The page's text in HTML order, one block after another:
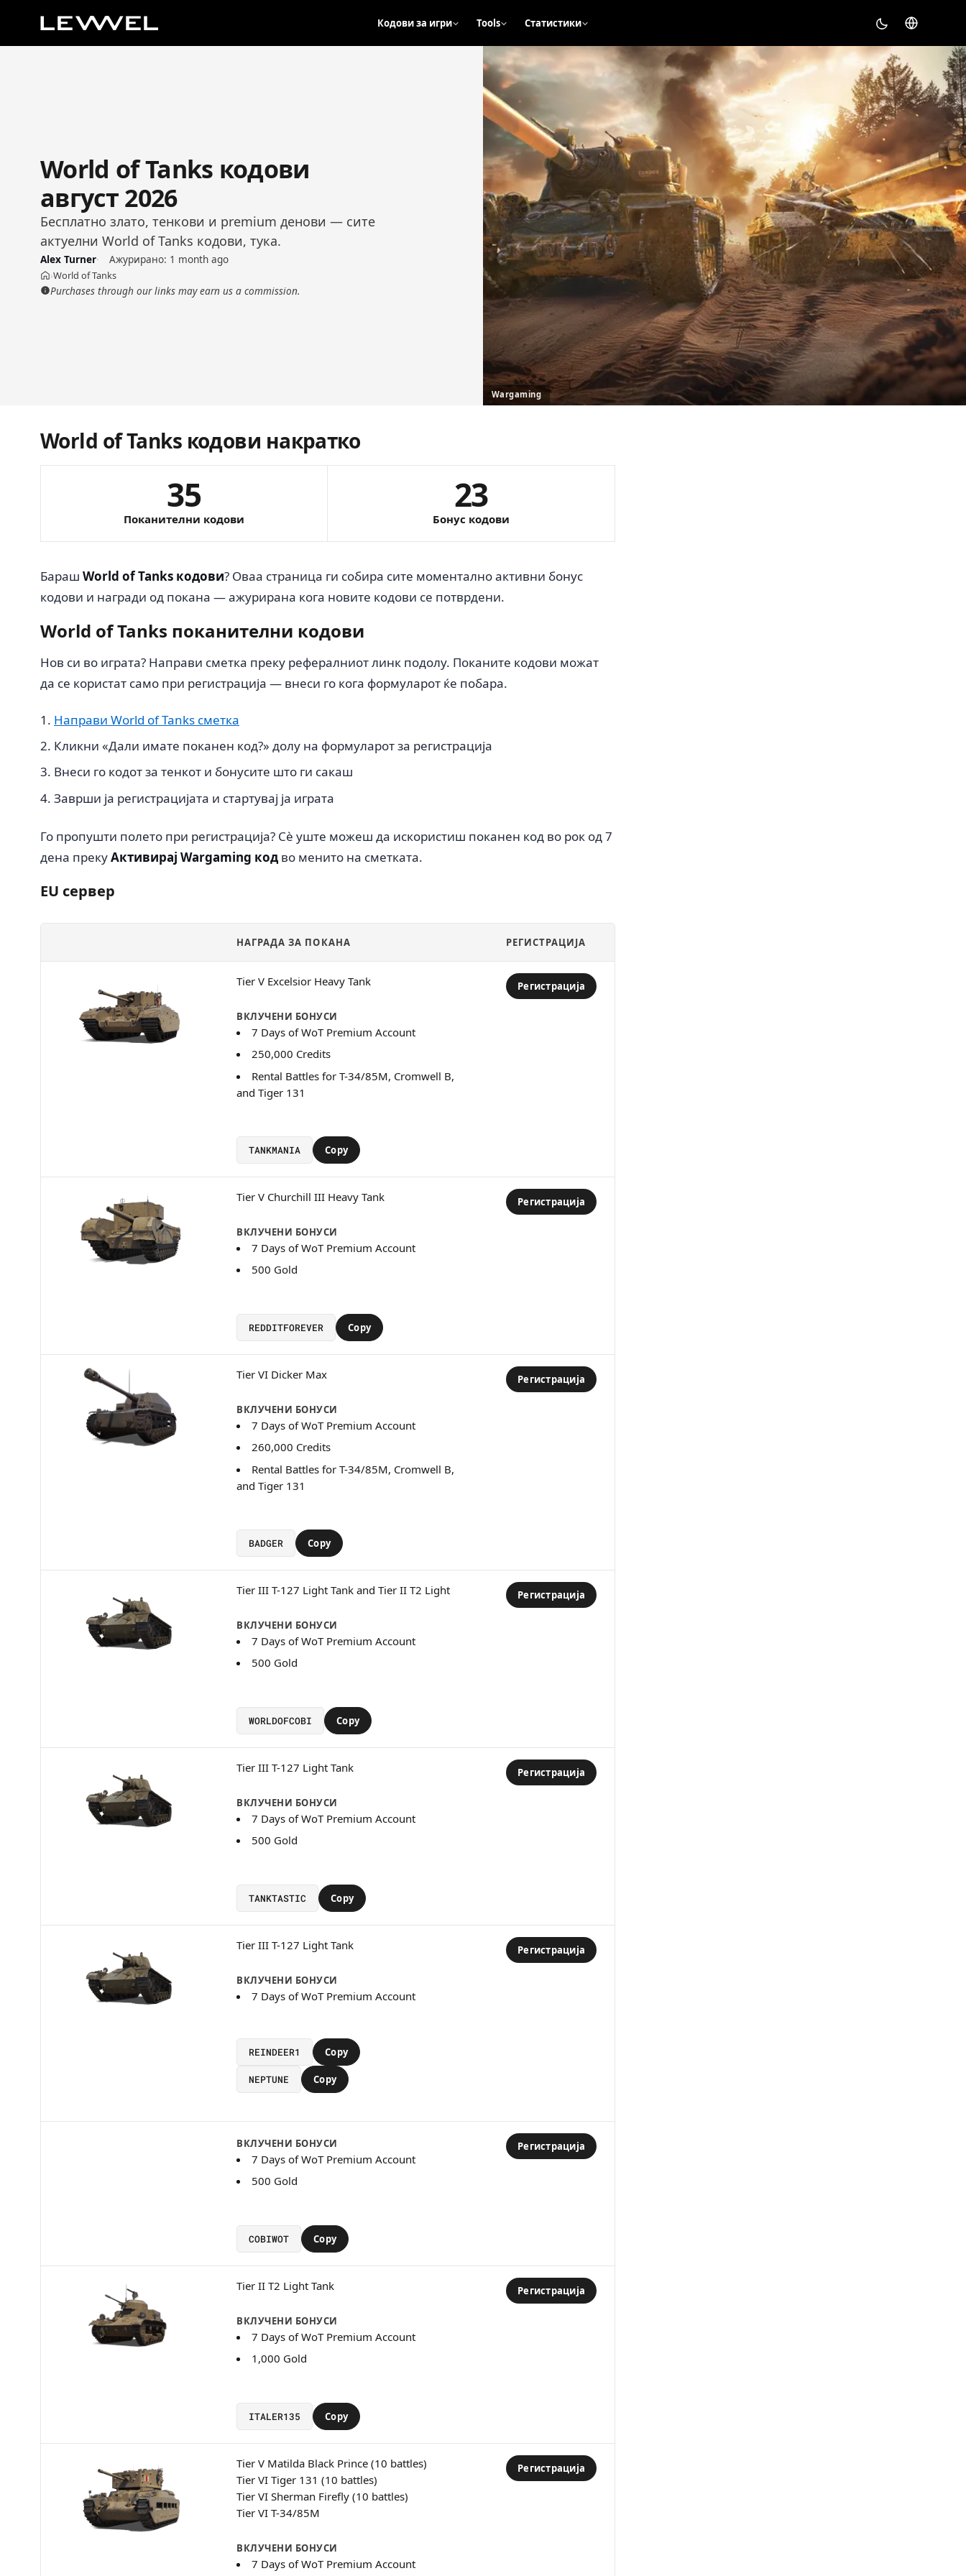
Кодови за игри Tools Статистики
World of Tanks кодови
август 2026
Бесплатно злато, тенкови и premium денови — сите
актуелни World of Tanks кодови, тука.
Alex Turner Ажурирано: 1 month ago
Почетна
›World of Tanks
Purchases through our links may earn us a commission.
Wargaming
World of Tanks кодови накратко
35
Поканителни кодови
23
Бонус кодови
Бараш World of Tanks кодови? Оваа страница ги собира сите моментално активни бонус
кодови и награди од покана — ажурирана кога новите кодови се потврдени.
World of Tanks поканителни кодови
Нов си во играта? Направи сметка преку рефералниот линк подолу. Поканите кодови можат
да се користат само при регистрација — внеси го кога формуларот ќе побара.
Направи World of Tanks сметка
Кликни «Дали имате поканен код?» долу на формуларот за регистрација
Внеси го кодот за тенкот и бонусите што ги сакаш
Заврши ја регистрацијата и стартувај ја играта
Го пропушти полето при регистрација? Сè уште можеш да искористиш поканен код во рок од 7
дена прекуАктивирај Wargaming код во менито на сметката.
EU сервер
НАГРАДА ЗА ПОКАНА РЕГИСТРАЦИЈА
Tier V Excelsior Heavy Tank
ВКЛУЧЕНИ БОНУСИ
7 Days of WoT Premium Account
250,000 Credits
Rental Battles for T-34/85M, Cromwell B,
and Tiger 131
TANKMANIA Copy
Регистрација
Tier V Churchill III Heavy Tank
ВКЛУЧЕНИ БОНУСИ
7 Days of WoT Premium Account
500 Gold
REDDITFOREVER Copy
Регистрација
Tier VI Dicker Max
ВКЛУЧЕНИ БОНУСИ
7 Days of WoT Premium Account
260,000 Credits
Rental Battles for T-34/85M, Cromwell B,
and Tiger 131
BADGER Copy
Регистрација
Tier III T-127 Light Tank and Tier II T2 Light
ВКЛУЧЕНИ БОНУСИ
7 Days of WoT Premium Account
500 Gold
WORLDOFCOBI Copy
Регистрација
Tier III T-127 Light Tank
ВКЛУЧЕНИ БОНУСИ
7 Days of WoT Premium Account
500 Gold
TANKTASTIC Copy
Регистрација
Tier III T-127 Light Tank
ВКЛУЧЕНИ БОНУСИ
7 Days of WoT Premium Account
REINDEER1 Copy
NEPTUNE Copy
Регистрација
ВКЛУЧЕНИ БОНУСИ
7 Days of WoT Premium Account
500 Gold
COBIWOT Copy
Регистрација
Tier II T2 Light Tank
ВКЛУЧЕНИ БОНУСИ
7 Days of WoT Premium Account
1,000 Gold
ITALER135 Copy
Регистрација
Tier V Matilda Black Prince (10 battles)
Tier VI Tiger 131 (10 battles)
Tier VI Sherman Firefly (10 battles)
Tier VI T-34/85M
ВКЛУЧЕНИ БОНУСИ
7 Days of WoT Premium Account
Регистрација